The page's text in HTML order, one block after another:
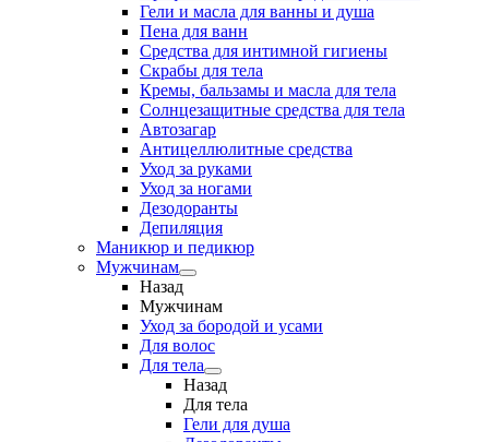
Гели и масла для ванны и душа
Пена для ванн
Средства для интимной гигиены
Скрабы для тела
Кремы, бальзамы и масла для тела
Солнцезащитные средства для тела
Автозагар
Антицеллюлитные средства
Уход за руками
Уход за ногами
Дезодоранты
Депиляция
Маникюр и педикюр
Мужчинам
Назад
Мужчинам
Уход за бородой и усами
Для волос
Для тела
Назад
Для тела
Гели для душа